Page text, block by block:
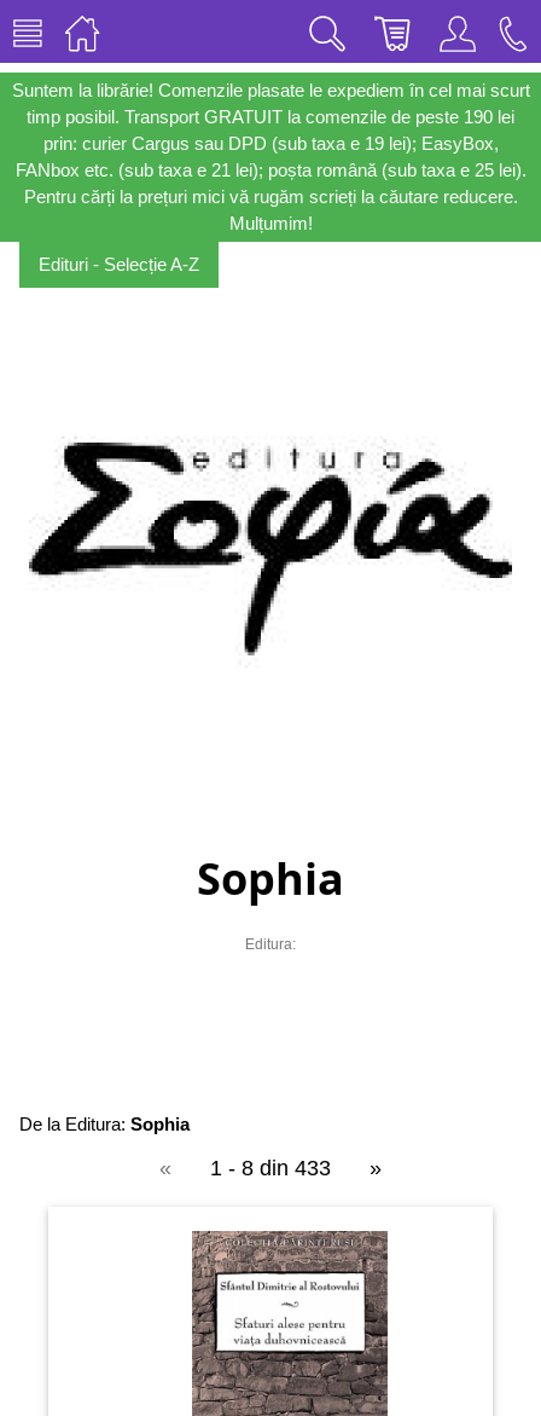
Suntem la librărie! Comenzile plasate le expediem în cel mai scurt
timp posibil. Transport GRATUIT la comenzile de peste 190 lei
prin: curier Cargus sau DPD (sub taxa e 19 lei); EasyBox,
FANbox etc. (sub taxa e 21 lei); poșta română (sub taxa e 25 lei).
Pentru cărți la prețuri mici vă rugăm scrieți la căutare reducere.
Mulțumim!
Edituri - Selecție A-Z
Sophia
Editura:
De la Editura: Sophia
« 1 - 8 din 433 »